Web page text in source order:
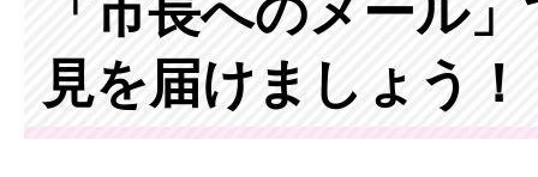
「市長へのメール
見を届けましょう！